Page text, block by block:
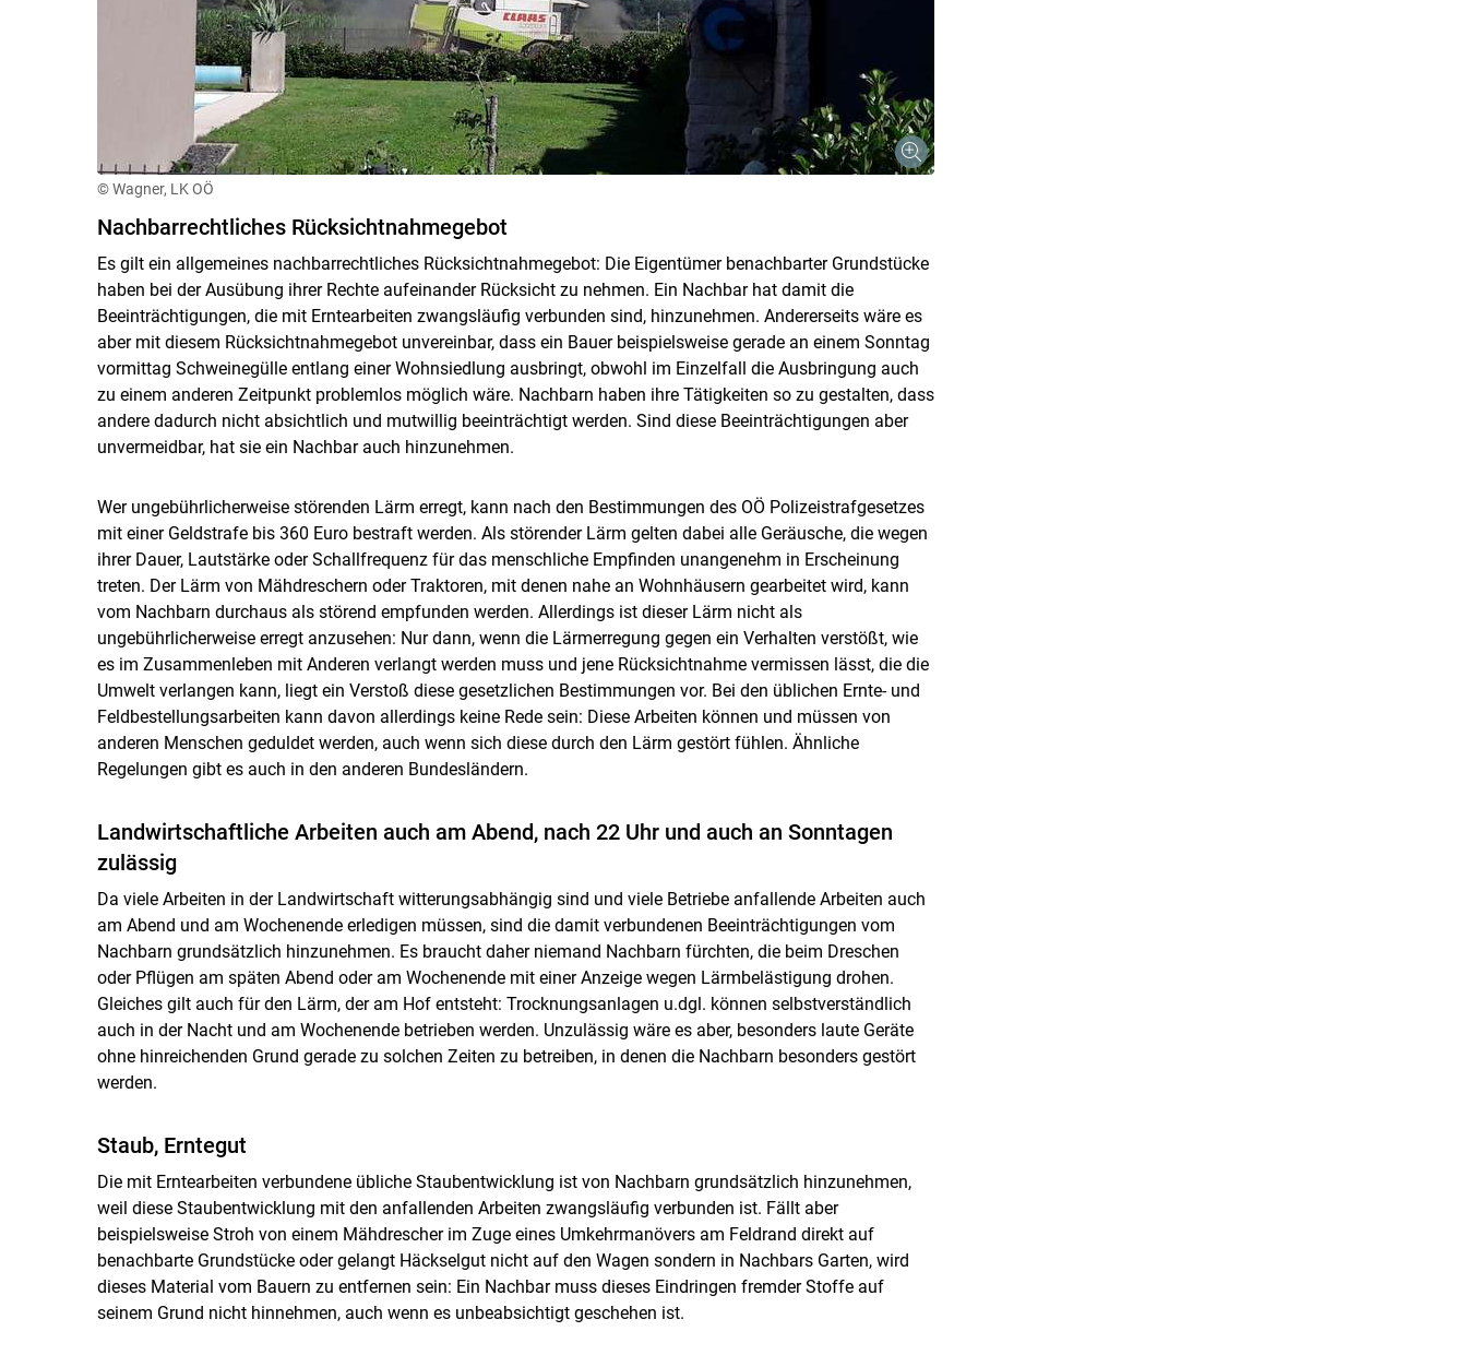
© Wagner, LK OÖ
Nachbarrechtliches Rücksichtnahmegebot
Es gilt ein allgemeines nachbarrechtliches Rücksichtnahmegebot: Die Eigentümer benachbarter Grundstücke
haben bei der Ausübung ihrer Rechte aufeinander Rücksicht zu nehmen. Ein Nachbar hat damit die
Beeinträchtigungen, die mit Erntearbeiten zwangsläufig verbunden sind, hinzunehmen. Andererseits wäre es
aber mit diesem Rücksichtnahmegebot unvereinbar, dass ein Bauer beispielsweise gerade an einem Sonntag
vormittag Schweinegülle entlang einer Wohnsiedlung ausbringt, obwohl im Einzelfall die Ausbringung auch
zu einem anderen Zeitpunkt problemlos möglich wäre. Nachbarn haben ihre Tätigkeiten so zu gestalten, dass
andere dadurch nicht absichtlich und mutwillig beeinträchtigt werden. Sind diese Beeinträchtigungen aber
unvermeidbar, hat sie ein Nachbar auch hinzunehmen.
Wer ungebührlicherweise störenden Lärm erregt, kann nach den Bestimmungen des OÖ Polizeistrafgesetzes
mit einer Geldstrafe bis 360 Euro bestraft werden. Als störender Lärm gelten dabei alle Geräusche, die wegen
ihrer Dauer, Lautstärke oder Schallfrequenz für das menschliche Empfinden unangenehm in Erscheinung
treten. Der Lärm von Mähdreschern oder Traktoren, mit denen nahe an Wohnhäusern gearbeitet wird, kann
vom Nachbarn durchaus als störend empfunden werden. Allerdings ist dieser Lärm nicht als
ungebührlicherweise erregt anzusehen: Nur dann, wenn die Lärmerregung gegen ein Verhalten verstößt, wie
es im Zusammenleben mit Anderen verlangt werden muss und jene Rücksichtnahme vermissen lässt, die die
Umwelt verlangen kann, liegt ein Verstoß diese gesetzlichen Bestimmungen vor. Bei den üblichen Ernte- und
Feldbestellungsarbeiten kann davon allerdings keine Rede sein: Diese Arbeiten können und müssen von
anderen Menschen geduldet werden, auch wenn sich diese durch den Lärm gestört fühlen. Ähnliche
Regelungen gibt es auch in den anderen Bundesländern.
Landwirtschaftliche Arbeiten auch am Abend, nach 22 Uhr und auch an Sonntagen
zulässig
Da viele Arbeiten in der Landwirtschaft witterungsabhängig sind und viele Betriebe anfallende Arbeiten auch
am Abend und am Wochenende erledigen müssen, sind die damit verbundenen Beeinträchtigungen vom
Nachbarn grundsätzlich hinzunehmen. Es braucht daher niemand Nachbarn fürchten, die beim Dreschen
oder Pflügen am späten Abend oder am Wochenende mit einer Anzeige wegen Lärmbelästigung drohen.
Gleiches gilt auch für den Lärm, der am Hof entsteht: Trocknungsanlagen u.dgl. können selbstverständlich
auch in der Nacht und am Wochenende betrieben werden. Unzulässig wäre es aber, besonders laute Geräte
ohne hinreichenden Grund gerade zu solchen Zeiten zu betreiben, in denen die Nachbarn besonders gestört
werden.
Staub, Erntegut
Die mit Erntearbeiten verbundene übliche Staubentwicklung ist von Nachbarn grundsätzlich hinzunehmen,
weil diese Staubentwicklung mit den anfallenden Arbeiten zwangsläufig verbunden ist. Fällt aber
beispielsweise Stroh von einem Mähdrescher im Zuge eines Umkehrmanövers am Feldrand direkt auf
benachbarte Grundstücke oder gelangt Häckselgut nicht auf den Wagen sondern in Nachbars Garten, wird
dieses Material vom Bauern zu entfernen sein: Ein Nachbar muss dieses Eindringen fremder Stoffe auf
seinem Grund nicht hinnehmen, auch wenn es unbeabsichtigt geschehen ist.